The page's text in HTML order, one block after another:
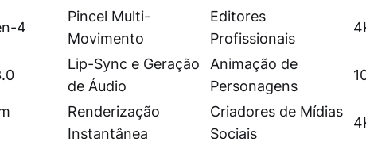
4
Pincel Multi-
Movimento
Editores
Profissionais
Lip-Sync e Geração
de Áudio
Animação de
Personagens
Renderização
Instantânea
Criadores de Mídias
Sociais